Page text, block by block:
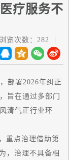
疗服务不
浏览次数： 282
部署2026年纠正
旨在通过多部门
清气正行业环
重点治理借助第
，治理不具备相